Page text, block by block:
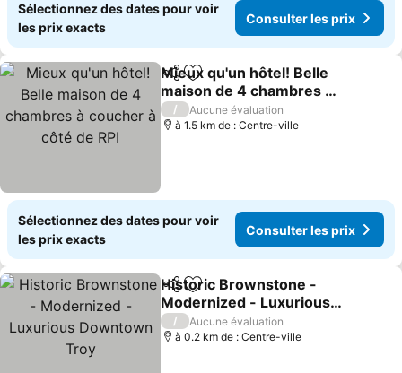
Sélectionnez des dates pour voir
les prix exacts
Consulter les prix
PartagerAjouter à mes favoris
Mieux qu'un hôtel! Belle
maison de 4 chambres à
coucher à côté de RPI
Consulter les prix
/
Aucune évaluation
à 1.5 km de : Centre-ville
Sélectionnez des dates pour voir
les prix exacts
Consulter les prix
PartagerAjouter à mes favoris
Historic Brownstone -
Modernized - Luxurious
Downtown Troy
Consulter les prix
/
Aucune évaluation
à 0.2 km de : Centre-ville